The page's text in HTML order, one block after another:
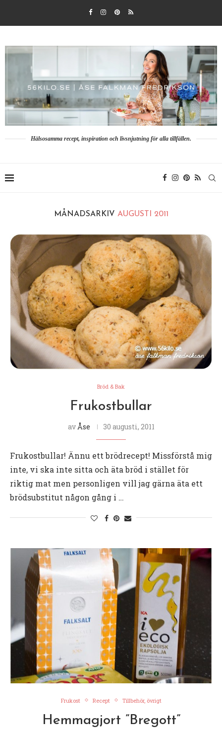
Hälsosamma recept, inspiration och livsnjutning för alla tillfällen.
MÅNADSARKIV AUGUSTI 2011
Bröd & Bak
Frukostbullar
av Åse 30 augusti, 2011
Frukostbullar! Ännu ett brödrecept! Missförstå mig
inte, vi ska inte sitta och äta bröd i stället för
riktig mat men personligen vill jag gärna äta ett
brödsubstitut någon gång i …
Frukost Recept Tillbehör, övrigt
Hemmagjort ”Bregott”